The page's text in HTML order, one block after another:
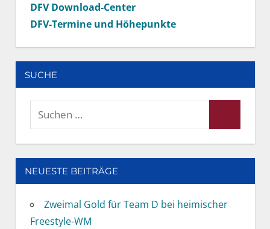
DFV Download-Center
DFV-Termine und Höhepunkte
SUCHE
Suchen
NEUESTE BEITRÄGE
Zweimal Gold für Team D bei heimischer
Freestyle-WM